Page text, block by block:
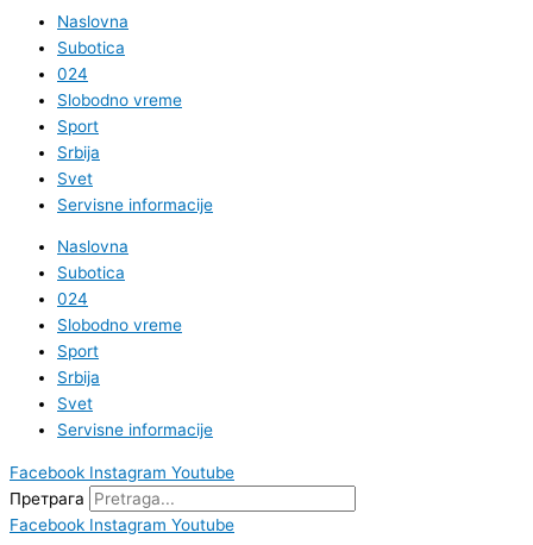
Naslovna
Subotica
024
Slobodno vreme
Sport
Srbija
Svet
Servisne informacije
Naslovna
Subotica
024
Slobodno vreme
Sport
Srbija
Svet
Servisne informacije
Facebook Instagram Youtube
Претрага
Facebook Instagram Youtube